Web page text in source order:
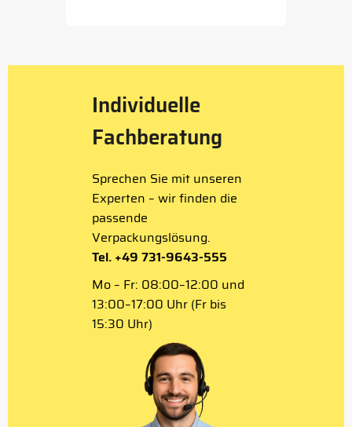
Individuelle
Fachberatung
Sprechen Sie mit unseren
Experten – wir finden die
passende
Verpackungslösung.
Tel. +49 731-9643-555
Mo – Fr: 08:00–12:00 und
13:00–17:00 Uhr (Fr bis
15:30 Uhr)